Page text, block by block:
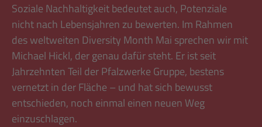
Soziale Nachhaltigkeit bedeutet auch, Potenziale
nicht nach Lebensjahren zu bewerten. Im Rahmen
des weltweiten Diversity Month Mai sprechen wir mit
Michael Hickl, der genau dafür steht. Er ist seit
Jahrzehnten Teil der Pfalzwerke Gruppe, bestens
vernetzt in der Fläche – und hat sich bewusst
entschieden, noch einmal einen neuen Weg
einzuschlagen.